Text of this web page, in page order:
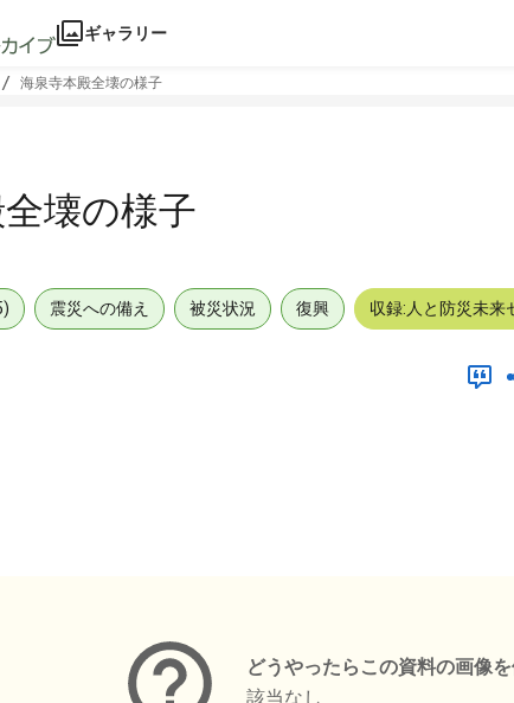
ギャラリー
海泉寺本殿全壊の様子
壊の様子
震災への備え 被災状況 復興 収録:人と防災未
どうやったらこの資料の画像を
該当なし